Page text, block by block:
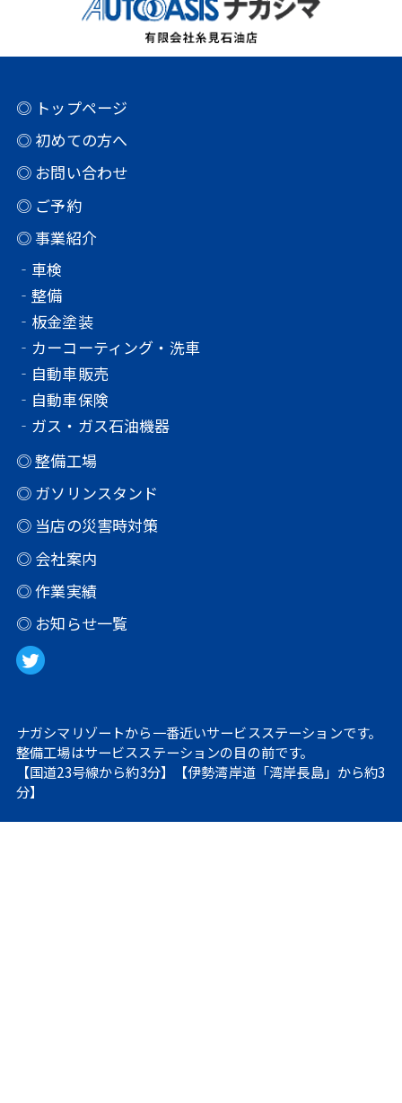
◎ トップページ
◎ 初めての方へ
◎ お問い合わせ
◎ ご予約
◎ 事業紹介
‐車検
‐整備
‐板金塗装
‐カーコーティング・洗車
‐自動車販売
‐自動車保険
‐ガス・ガス石油機器
◎ 整備工場
◎ ガソリンスタンド
◎ 当店の災害時対策
◎ 会社案内
◎ 作業実績
◎ お知らせ一覧
ナガシマリゾートから一番近いサービスステーションです。
整備工場はサービスステーションの目の前です。
【国道23号線から約3分】【伊勢湾岸道「湾岸長島」から約3
分】